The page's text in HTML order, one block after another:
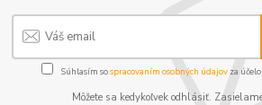
Súhlasím sospracovaním osobných údajov za
Môžete sa kedykoľvek odhlásiť.